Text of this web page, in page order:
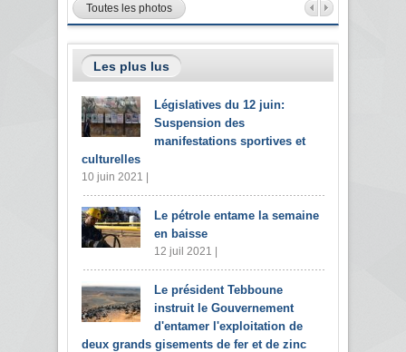
Toutes les photos
Les plus lus
Législatives du 12 juin:
Suspension des
manifestations sportives et
culturelles
10 juin 2021 |
Le pétrole entame la semaine
en baisse
12 juil 2021 |
Le président Tebboune
instruit le Gouvernement
d'entamer l'exploitation de
deux grands gisements de fer et de zinc